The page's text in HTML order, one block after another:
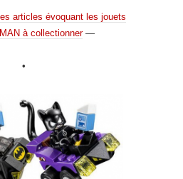
articles évoquant les jouets
à collectionner—
•